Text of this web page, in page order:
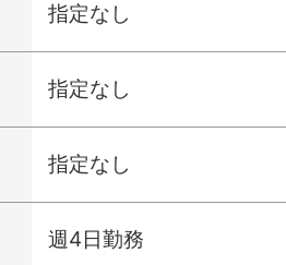
指定なし
指定なし
指定なし
週4日勤務